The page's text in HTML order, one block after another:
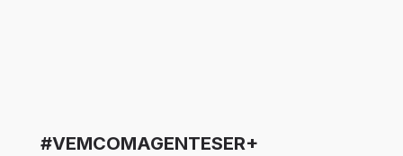
#VEMCOMAGENTESER+